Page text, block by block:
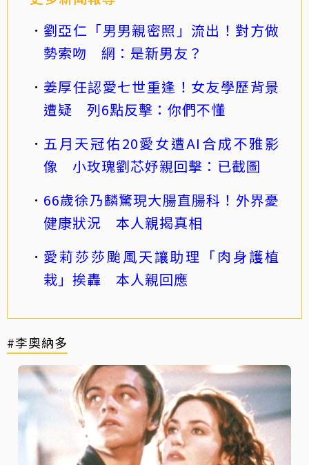
劉亞仁「男男親密照」流出！對方做
勢索吻 網：是新男友？
姜厚任認愛七世重逢！女友學歷背景
遭疑 列6點反擊：你們不懂
五月天冠佑20愛女遭AI合成不雅影
像 小玫瑰劉芯妤親回擊：已截圖
66歲徐乃麟驚現大腸直腸科！外界憂
健康狀況 本人親揭真相
愛莉莎莎颱風天讓助理「肉身護植
栽」挨轟 本人親回應
#李奧納多